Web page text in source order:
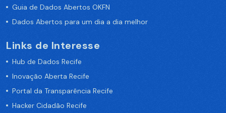
Guia de Dados Abertos OKFN
Dados Abertos para um dia a dia melhor
Links de Interesse
Hub de Dados Recife
Inovação Aberta Recife
Portal da Transparência Recife
Hacker Cidadão Recife